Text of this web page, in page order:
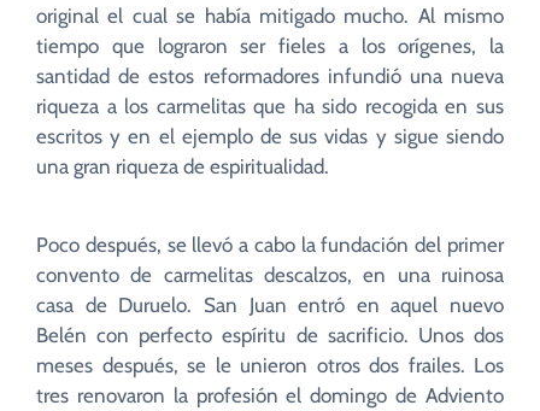
original el cual se había mitigado mucho. Al mismo
tiempo que lograron ser fieles a los orígenes, la
santidad de estos reformadores infundió una nueva
riqueza a los carmelitas que ha sido recogida en sus
escritos y en el ejemplo de sus vidas y sigue siendo
una gran riqueza de espiritualidad.
Poco después, se llevó a cabo la fundación del primer
convento de carmelitas descalzos, en una ruinosa
casa de Duruelo. San Juan entró en aquel nuevo
Belén con perfecto espíritu de sacrificio. Unos dos
meses después, se le unieron otros dos frailes. Los
tres renovaron la profesión el domingo de Adviento